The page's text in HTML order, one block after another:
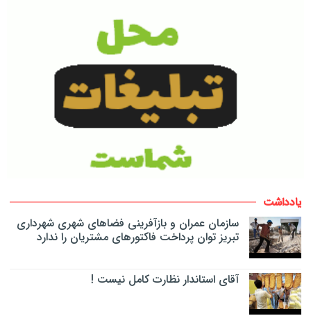
یادداشت
سازمان عمران و بازآفرینی فضاهای شهری شهرداری
تبریز توان پرداخت فاکتورهای مشتریان را ندارد
آقای استاندار نظارت کامل نیست !